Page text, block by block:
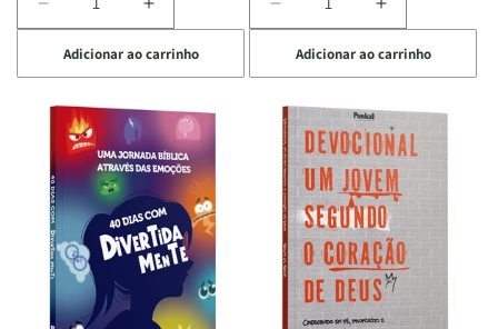
Diminuir
a
quantidade
de
Devocional
Quarto
de
Guerra
Isabelle
S.
Alves
Aumentar
a
quantidade
de
Devocional
Quarto
de
Guerra
|
Isabelle
S.
Alves
Adicionar ao carrinho
Diminuir
a
quantidade
de
Devocional
Café
com
Mulheres
da
Bíblia
Equipe
Teológica
Penkal
Aumentar
a
quantidade
de
Devocional
Café
com
Mulheres
da
Bíblia
|
Equipe
Teológica
Penkal
Adicionar ao carrinho